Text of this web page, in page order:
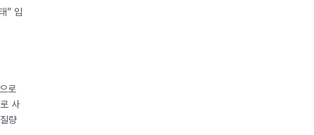
” 입
로
사
량